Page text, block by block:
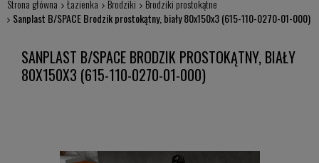
Strona główna Łazienka Brodziki
Brodziki prostokątne
Sanplast B/SPACE Brodzik prostokątny, biały 80x150x3 (615-110-0270-01-000)
SANPLAST B/SPACE BRODZIK PROSTOKĄTNY, BIAŁY
80X150X3 (615-110-0270-01-000)